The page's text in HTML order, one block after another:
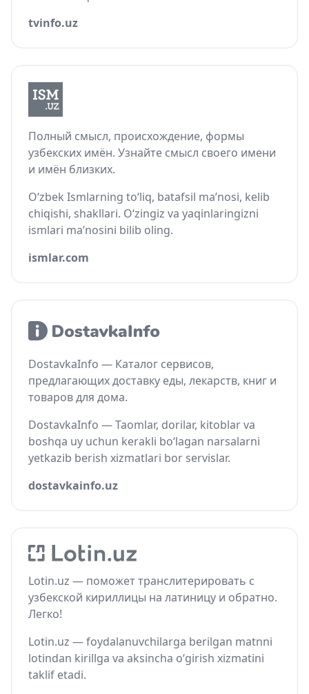
tvinfo.uz
Полный смысл, происхождение, формы
узбекских имён. Узнайте смысл своего имени
и имён близких.
O‘zbek Ismlarning to‘liq, batafsil ma’nosi, kelib
chiqishi, shakllari. O‘zingiz va yaqinlaringizni
ismlari ma’nosini bilib oling.
ismlar.com
DostavkaInfo — Каталог сервисов,
предлагающих доставку еды, лекарств, книг и
товаров для дома.
DostavkaInfo — Taomlar, dorilar, kitoblar va
boshqa uy uchun kerakli bo‘lagan narsalarni
yetkazib berish xizmatlari bor servislar.
dostavkainfo.uz
Lotin.uz — поможет транслитерировать с
узбекской кириллицы на латиницу и обратно.
Легко!
Lotin.uz — foydalanuvchilarga berilgan matnni
lotindan kirillga va aksincha o‘girish xizmatini
taklif etadi.